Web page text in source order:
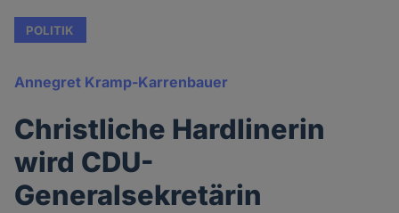
POLITIK
Annegret Kramp-Karrenbauer
Christliche Hardlinerin
wird CDU-
Generalsekretärin